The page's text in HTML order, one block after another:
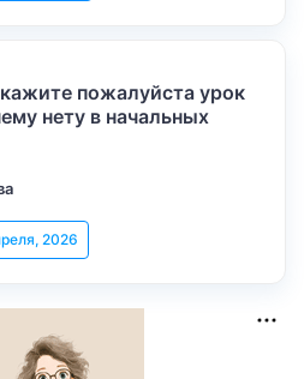
пожалуйста урок
нету в начальных
2026